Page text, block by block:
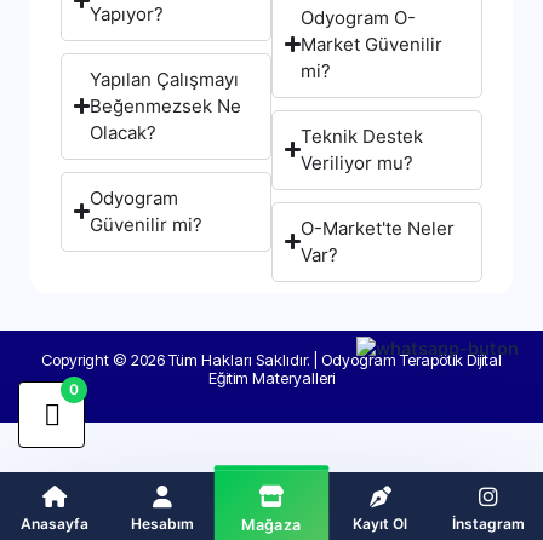
Anasayfa Hesabım Mağaza Kayıt Ol İnstagram
Yapıyor?
Yapılan Çalışmayı
Beğenmezsek Ne
Olacak?
Odyogram
Güvenilir mi?
Odyogram O-
Market Güvenilir
mi?
Teknik Destek
Veriliyor mu?
O-Market'te Neler
Var?
Copyright © 2026 Tüm Hakları Saklıdır. | Odyogram Terapötik Dijital
Eğitim Materyalleri
0